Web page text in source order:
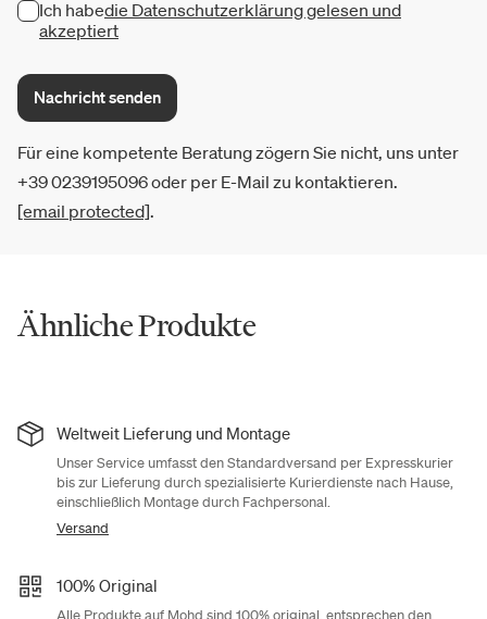
Ich habedie Datenschutzerklärung gelesen und
akzeptiert
Nachricht senden
Für eine kompetente Beratung zögern Sie nicht, uns unter
+39 0239195096 oder per E-Mail zu kontaktieren.
[email protected].
Ähnliche Produkte
Weltweit Lieferung und Montage
Unser Service umfasst den Standardversand per Expresskurier
bis zur Lieferung durch spezialisierte Kurierdienste nach Hause,
einschließlich Montage durch Fachpersonal.
Versand
100% Original
Alle Produkte auf Mohd sind 100% original, entsprechen den